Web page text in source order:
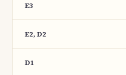
E3
E2, D2
D1